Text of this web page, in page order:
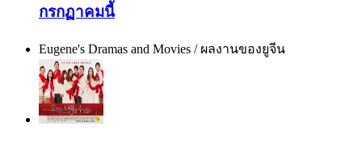
กรกฏาคมนี้
Eugene's Dramas and Movies / ผลงานของยูจีน